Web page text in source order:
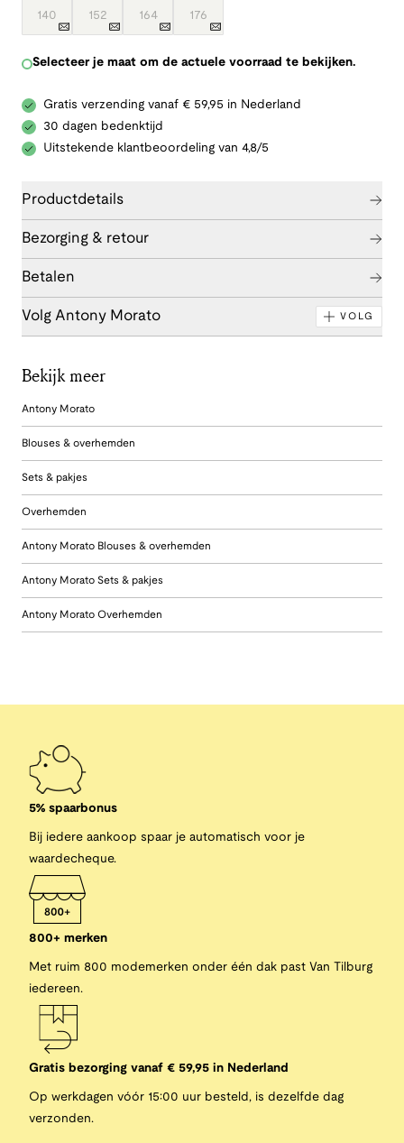
140 152 164 176
Selecteer je maat om de actuele voorraad te bekijken.
Gratis verzending vanaf € 59,95 in Nederland
30 dagen bedenktijd
Uitstekende klantbeoordeling van 4,8/5
Productdetails
Bezorging & retour
Betalen
Volg Antony Morato VOLG
Bekijk meer
Antony Morato
Blouses & overhemden
Sets & pakjes
Overhemden
Antony Morato Blouses & overhemden
Antony Morato Sets & pakjes
Antony Morato Overhemden
5% spaarbonus
Bij iedere aankoop spaar je automatisch voor je
waardecheque.
800+ merken
Met ruim 800 modemerken onder één dak past Van Tilburg
iedereen.
Gratis bezorging vanaf € 59,95 in Nederland
Op werkdagen vóór 15:00 uur besteld, is dezelfde dag
verzonden.